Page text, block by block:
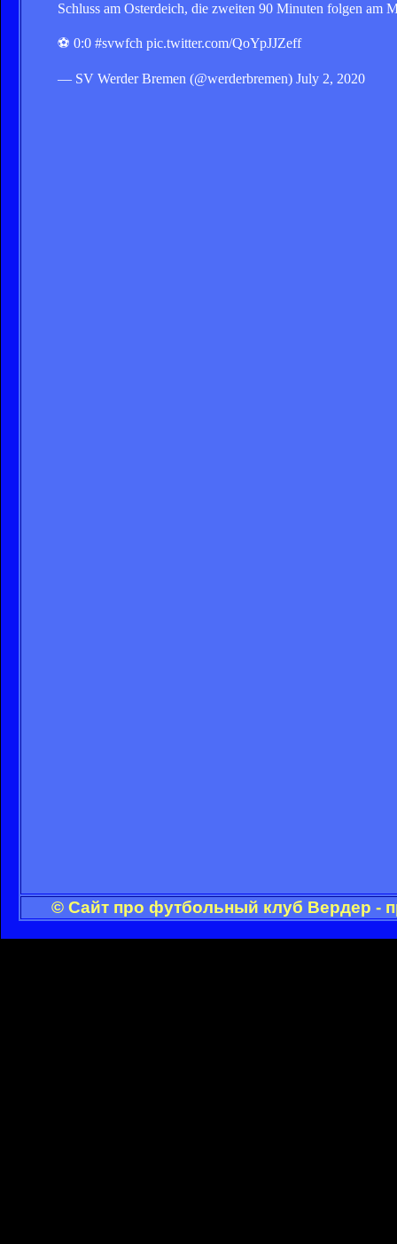
Schluss am Osterdeich, die zweiten 90 Minuten folgen am
⚽️ 0:0 #svwfch pic.twitter.com/QoYpJJZeff
— SV Werder Bremen (@werderbremen) July 2, 2020
© Сайт про футбольный клуб Вердер -